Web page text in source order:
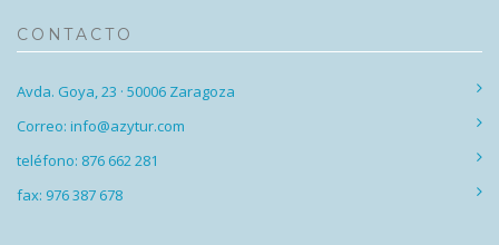
CONTACTO
Avda. Goya, 23 · 50006 Zaragoza
Correo: info@azytur.com
teléfono: 876 662 281
fax: 976 387 678